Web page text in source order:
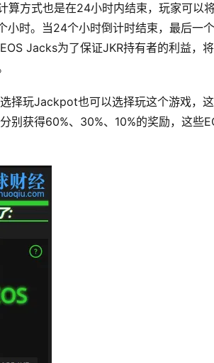
方式也是在24小时内结束，玩家可以
小时。当24个小时倒计时结束，最后一
Jacks为了保证JKR持有者的利益，
择玩Jackpot也可以选择玩这个游戏，
别获得60%、30%、10%的奖励，这些